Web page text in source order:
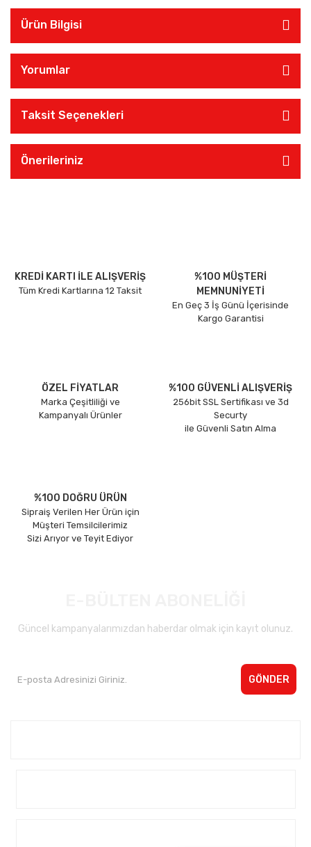
Ürün Bilgisi
Yorumlar
Taksit Seçenekleri
Önerileriniz
KREDİ KARTI İLE ALIŞVERİŞ
Tüm Kredi Kartlarına 12 Taksit
%100 MÜŞTERİ
MEMNUNİYETİ
En Geç 3 İş Günü İçerisinde
Kargo Garantisi
ÖZEL FİYATLAR
Marka Çeşitliliği ve
Kampanyalı Ürünler
%100 GÜVENLİ ALIŞVERİŞ
256bit SSL Sertifikası ve 3d
Securty
ile Güvenli Satın Alma
%100 DOĞRU ÜRÜN
Sipraiş Verilen Her Ürün için
Müşteri Temsilcilerimiz
Sizi Arıyor ve Teyit Ediyor
Güncel kampanyalarımızdan haberdar olmak için kayıt olunuz.
GÖNDER